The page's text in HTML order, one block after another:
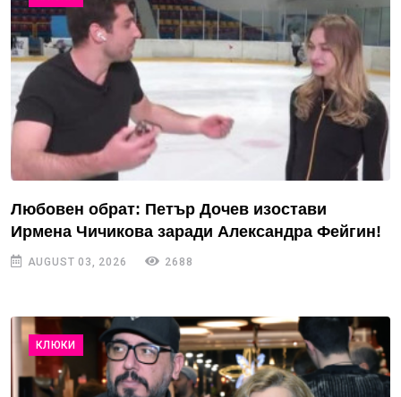
Любовен обрат: Петър Дочев изостави
Ирмена Чичикова заради Александра Фейгин!
AUGUST 03, 2026 2688
КЛЮКИ